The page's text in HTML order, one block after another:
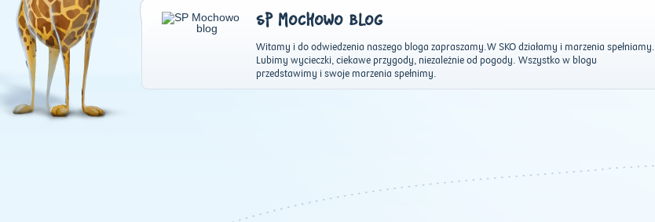
SP MOCHOWO BLOG
Witamy i do odwiedzenia naszego bloga zapraszamy.W SKO działamy i marzenia spełniamy.
Lubimy wycieczki, ciekawe przygody, niezależnie od pogody. Wszystko w blogu
przedstawimy i swoje marzenia spełnimy.